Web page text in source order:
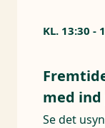
KL. 13:30 -
med
Se det